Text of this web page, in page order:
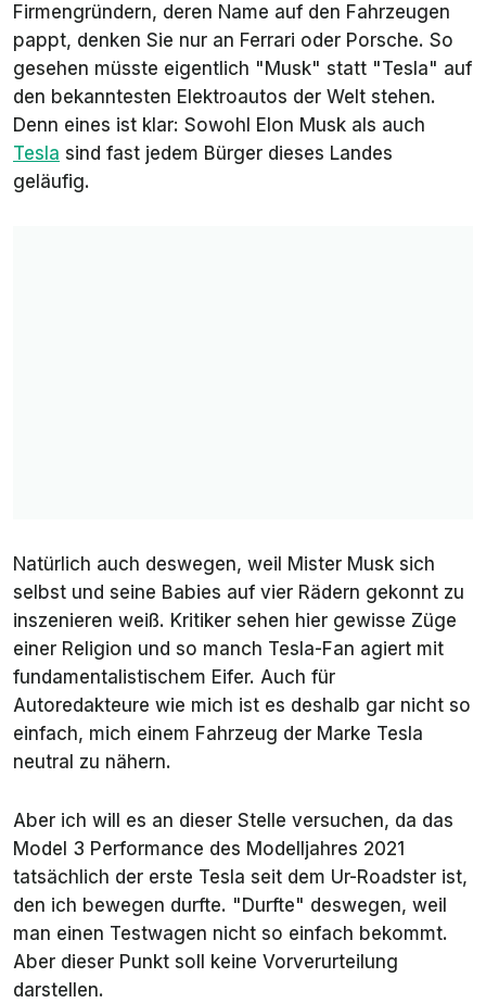
Firmengründern, deren Name auf den Fahrzeugen
pappt, denken Sie nur an Ferrari oder Porsche. So
gesehen müsste eigentlich "Musk" statt "Tesla" auf
den bekanntesten Elektroautos der Welt stehen.
Denn eines ist klar: Sowohl Elon Musk als auch
Tesla sind fast jedem Bürger dieses Landes
geläufig.
Natürlich auch deswegen, weil Mister Musk sich
selbst und seine Babies auf vier Rädern gekonnt zu
inszenieren weiß. Kritiker sehen hier gewisse Züge
einer Religion und so manch Tesla-Fan agiert mit
fundamentalistischem Eifer. Auch für
Autoredakteure wie mich ist es deshalb gar nicht so
einfach, mich einem Fahrzeug der Marke Tesla
neutral zu nähern.
Aber ich will es an dieser Stelle versuchen, da das
Model 3 Performance des Modelljahres 2021
tatsächlich der erste Tesla seit dem Ur-Roadster ist,
den ich bewegen durfte. "Durfte" deswegen, weil
man einen Testwagen nicht so einfach bekommt.
Aber dieser Punkt soll keine Vorverurteilung
darstellen.